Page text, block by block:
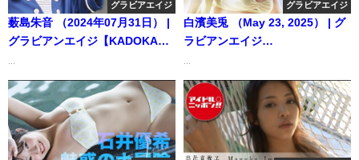
グラビアエイジ
薮島朱音 （2024年07月31日） |
グラビアンエイジ【KADOKAWA
り
...
グラビアエイジ
白濱美兎 （May 23, 2025） | グ
ラビアンエイジ
ジ公式CH】さんより
...